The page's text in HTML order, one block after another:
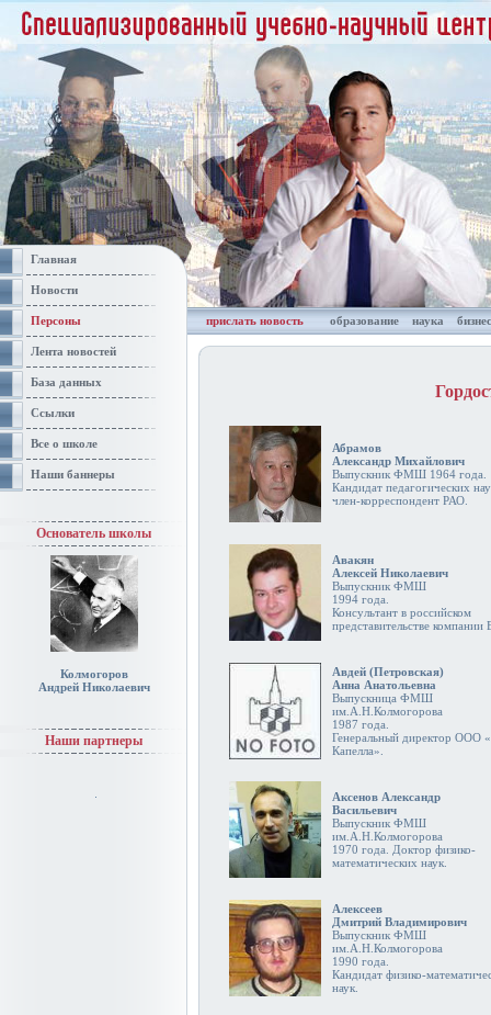
Главная
Новости
Персоны
Лента новостей
База данных
Ссылки
Все о школе
Наши баннеры
Основатель школы
Колмогоров
Андрей Николаевич
Наши партнеры
прислать новость образование наука бизнес
Абрамов
Александр Михайлович
Выпускник ФМШ 1964 года.
Кандидат педагогических
член-корреспондент РАО.
Авакян
Алексей Николаевич
Выпускник ФМШ
1994 года.
Консультант в российском
представительстве компании
Авдей (Петровская)
Анна Анатольевна
Выпускница ФМШ
им.А.Н.Колмогорова
1987 года.
Генеральный директор ООО
Капелла».
Аксенов Александр
Васильевич
Выпускник ФМШ
им.А.Н.Колмогорова
1970 года. Доктор физико-
математических наук.
Алексеев
Дмитрий Владимирович
Выпускник ФМШ
им.А.Н.Колмогорова
1990 года.
Кандидат физико-
наук.